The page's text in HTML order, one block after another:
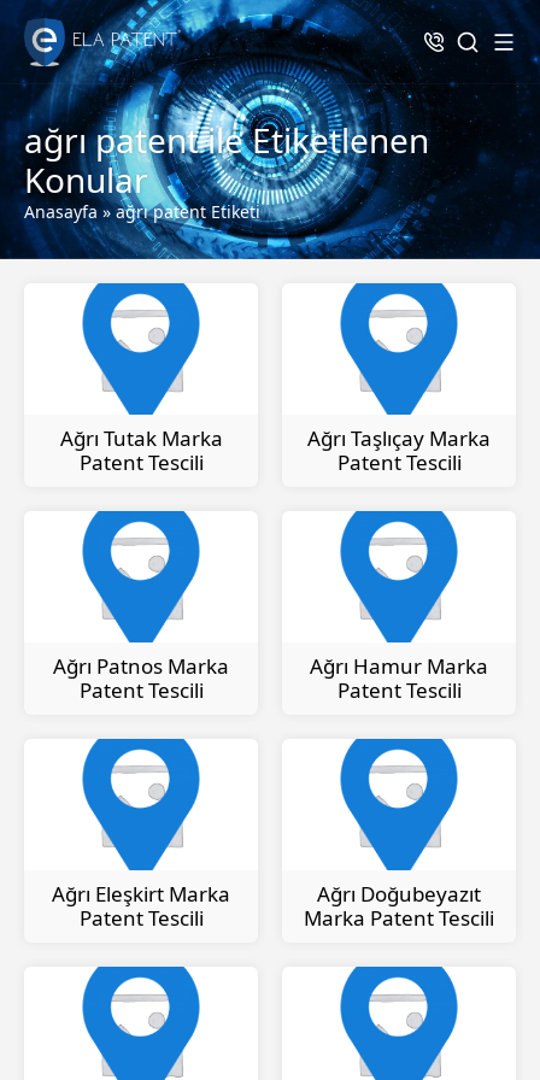
ağrı patent ile Etiketlenen
Konular
Anasayfa»ağrı patent Etiketi
Ağrı Tutak Marka
Patent Tescili
Ağrı Taşlıçay Marka
Patent Tescili
Ağrı Patnos Marka
Patent Tescili
Ağrı Hamur Marka
Patent Tescili
Ağrı Eleşkirt Marka
Patent Tescili
Ağrı Doğubeyazıt
Marka Patent Tescili